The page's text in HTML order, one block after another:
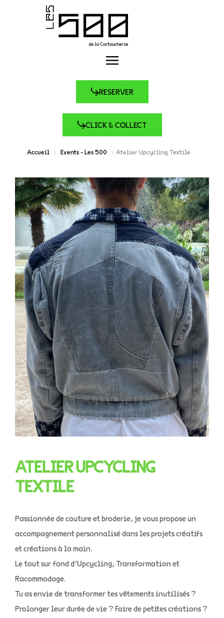
RESERVER
CLICK & COLLECT
Accueil Events - Les 500 Atelier Upcycling Textile
ATELIER UPCYCLING
TEXTILE
Passionnée de couture et broderie, je vous propose un
accompagnement personnalisé dans les projets créatifs
et créations à la main.
Le tout sur fond d’Upcycling, Transformation et
Racommodage.
Tu as envie de transformer tes vêtements inutilisés ?
Prolonger leur durée de vie ? Faire de petites créations ?